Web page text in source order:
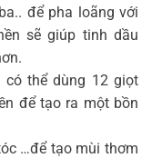
để pha loãng với
sẽ giúp tinh dầu
thể dùng 12 giọt
để tạo ra một bồn
…để tạo mùi thơm